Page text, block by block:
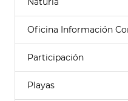
Oficina Información
Participación
Playas